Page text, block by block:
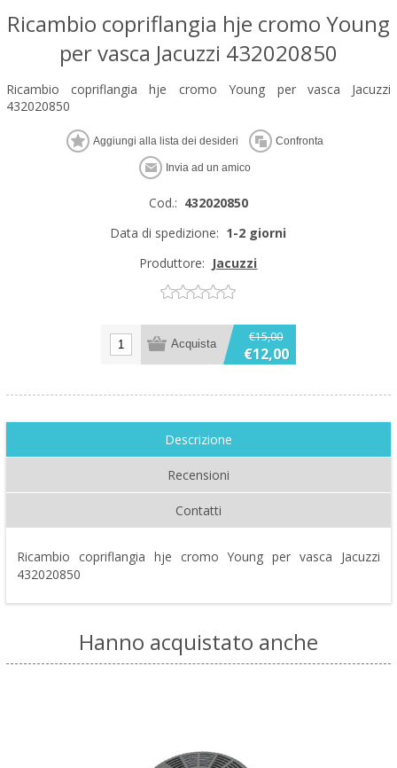
Ricambio copriflangia hje cromo Young
per vasca Jacuzzi 432020850
Ricambio copriflangia hje cromo Young per vasca Jacuzzi
432020850
Cod.: 432020850
Data di spedizione: 1-2 giorni
Produttore: Jacuzzi
€15,00
€12,00
Descrizione
Recensioni
Contatti
Ricambio copriflangia hje cromo Young per vasca Jacuzzi
432020850
Hanno acquistato anche